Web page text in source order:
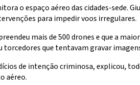
o espaço aéreo das cidades-sede.
para impedir voos irregulares.
mais de 500 drones e que a
torcedores que tentavam gravar
de intenção criminosa, explicou,
aéreo.